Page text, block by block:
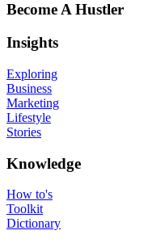
Become A Hustler
Insights
Exploring
Business
Marketing
Lifestyle
Stories
Knowledge
How to's
Toolkit
Dictionary